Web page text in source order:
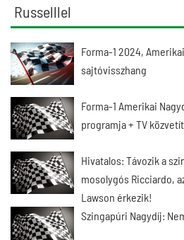
Russelllel
Forma-1 2024,
sajtóvisszhang
Forma-1 Amerikai
programja + TV
Hivatalos: Távozik a
mosolygós Ricciardo,
Lawson érkezik!
Szingapúri Nagydíj: